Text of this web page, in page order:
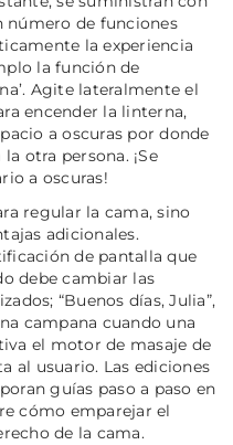
número de funciones
la experiencia
la función de
Agite lateralmente el
encender la linterna,
a oscuras por donde
otra persona. ¡Se
a oscuras!
regular la cama, sino
adicionales.
de pantalla que
debe cambiar las
“Buenos días, Julia”,
campana cuando una
el motor de masaje de
al usuario. Las ediciones
guías paso a paso en
cómo emparejar el
de la cama.